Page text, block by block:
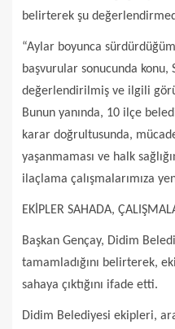
belirterek şu
“Aylar boyunca
başvurular sonucunda konu,
değerlendirilmiş ve ilgili
Bunun yanında, 10 ilçe
karar doğrultusunda,
yaşanmaması ve halk
ilaçlama çalışmalarımıza
EKİPLER SAHADA,
Başkan Gençay, Didim
tamamladığını belirterek,
sahaya çıktığını ifade etti.
Didim Belediyesi ekipleri,